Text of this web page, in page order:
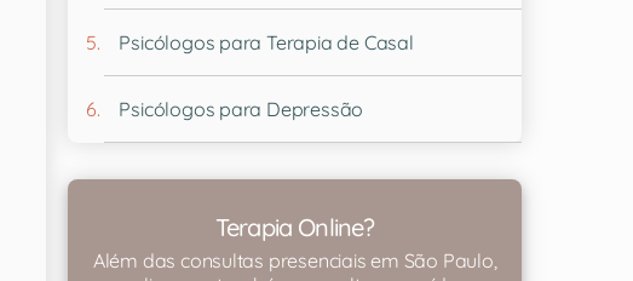
Psicólogos para Terapia de Casal
Psicólogos para Depressão
Terapia Online?
Além das consultas presenciais em São Paulo,